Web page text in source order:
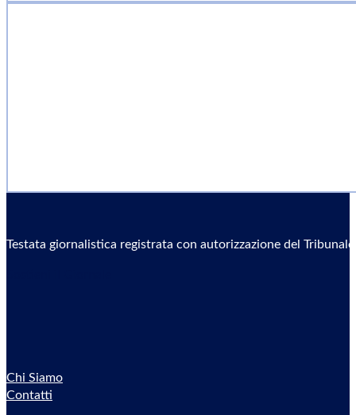
Testata giornalistica registrata con autorizzazione del
Chi Siamo
Contatti